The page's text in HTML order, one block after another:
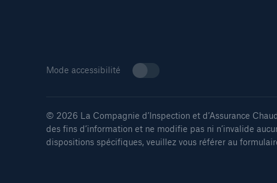
Mode accessibilité
© 2026 La Compagnie d’Inspection et d’Assurance
des fins d’information et ne modifie pas ni n’invalide
dispositions spécifiques, veuillez vous référer au